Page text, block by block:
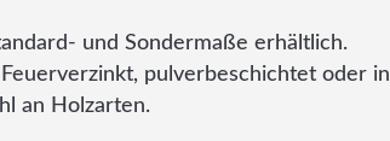
und Sondermaße erhältlich.
Feuerverzinkt, pulverbeschichtet oder in
an Holzarten.